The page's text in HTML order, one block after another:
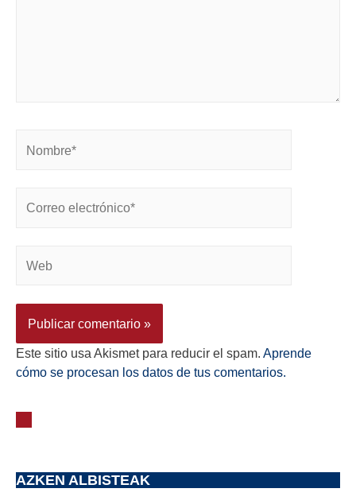
Este sitio usa Akismet para reducir el spam. Aprende
cómo se procesan los datos de tus comentarios.
AZKEN ALBISTEAK